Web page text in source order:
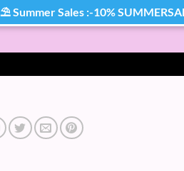
⛱ Summer Sales :-10%